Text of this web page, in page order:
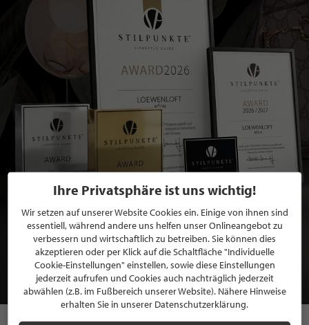
BEWERBEN SIE SICH FÜR EINE GRATIS
MITGLIEDSCHAFT BEI STILPUNKTE®
JETZT GRATIS BEWERBEN
Ihre Privatsphäre ist uns wichtig!
Wir setzen auf unserer Website Cookies ein. Einige von ihnen sind
essentiell, während andere uns helfen unser Onlineangebot zu
verbessern und wirtschaftlich zu betreiben. Sie können dies
akzeptieren oder per Klick auf die Schaltfläche "Individuelle
Cookie-Einstellungen" einstellen, sowie diese Einstellungen
jederzeit aufrufen und Cookies auch nachträglich jederzeit
abwählen (z.B. im Fußbereich unserer Website). Nähere Hinweise
erhalten Sie in unserer Datenschutzerklärung.